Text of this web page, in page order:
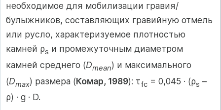
необходимое для мобилизации гравия/
булыжников, составляющих гравийную отмель
или русло, характеризуемое плотностью
камней ρs и промежуточным диаметром
камней среднего (Dmean) и максимального
(Dmax) размера (Комар, 1989): τfc = 0,045 · (ρs –
ρ) · g · D.